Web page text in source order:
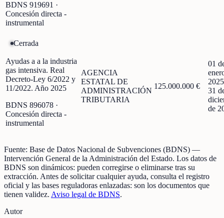
BDNS 919691 ·
Concesión directa -
instrumental
Cerrada
Ayudas a a la industria
gas intensiva. Real
Decreto-Ley 6/2022 y
11/2022. Año 2025
BDNS 896078 ·
Concesión directa -
instrumental
AGENCIA
ESTATAL DE
ADMINISTRACIÓN
TRIBUTARIA
125.000.000 €
01
2025
31
de
Fuente: Base de Datos Nacional de Subvenciones (BDNS) —
Intervención General de la Administración del Estado. Los datos de
BDNS son dinámicos: pueden corregirse o eliminarse tras su
extracción. Antes de solicitar cualquier ayuda, consulta el registro
oficial y las bases reguladoras enlazadas: son los documentos que
tienen validez. Aviso legal de BDNS.
Autor